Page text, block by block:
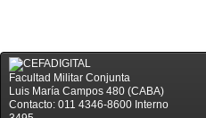
Facultad Militar Conjunta
Luis María Campos 480 (CABA)
Contacto: 011 4346-8600 Interno